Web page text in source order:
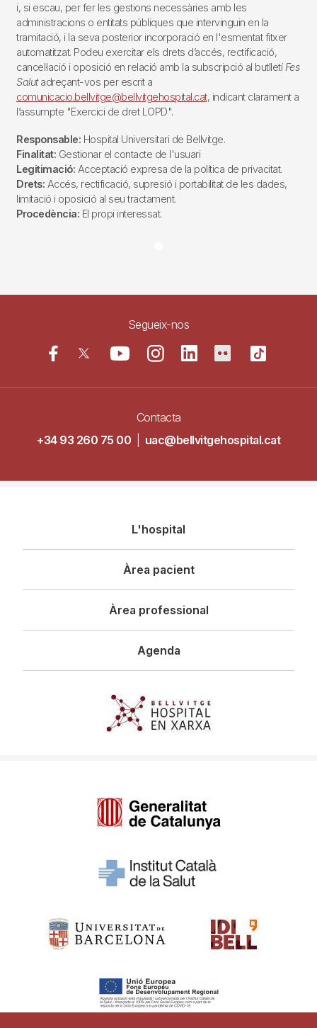
i, si escau, per fer les gestions necessàries amb les
administracions o entitats públiques que intervinguin en la
tramitació, i la seva posterior incorporació en l'esmentat fitxer
automatitzat. Podeu exercitar els drets d’accés, rectificació,
cancel·lació i oposició en relació amb la subscripció al butlletí Fes
Salutadreçant-vos per escrit a
comunicacio.bellvitge@bellvitgehospital.cat, indicant clarament a
l’assumpte "Exercici de dret LOPD".
Responsable: Hospital Universitari de Bellvitge.
Finalitat: Gestionar el contacte de l'usuari
Legitimació: Acceptació expresa de la política de privacitat.
Drets: Accés, rectificació, supresió i portabilitat de les dades,
limitació i oposició al seu tractament.
Procedència: El propi interessat.
Segueix-nos
Contacta
+34 93 260 75 00
uac@bellvitgehospital.cat
principal
L'hospital
Àrea pacient
Àrea professional
Agenda